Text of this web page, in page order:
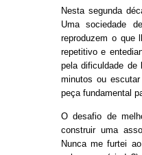
Nesta segunda
Uma sociedade
reproduzem o que
repetitivo e
pela dificuldade
minutos ou
peça fundamental
O desafio de
construir uma
Nunca me furtei